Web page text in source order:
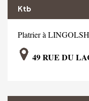
Ktb
Platrier à
49 RUE DU